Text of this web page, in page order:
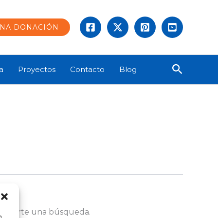
DONACIÓN
Proyectos Contacto Blog Buscar
una búsqueda.